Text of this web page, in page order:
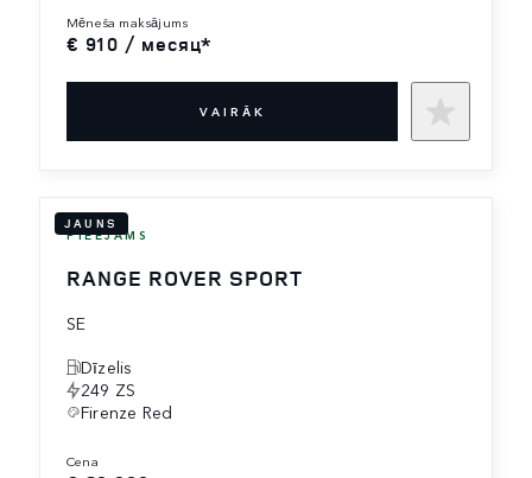
mēneša maksājums
€ 910 / месяц*
VAIRĀK
JAUNS
PIEEJAMS
RANGE ROVER SPORT
SE
Dīzelis
249 ZS
Firenze Red
cena